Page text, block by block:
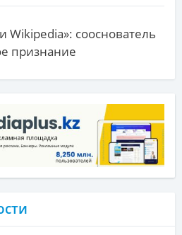
Wikipedia»: сооснователь
признание